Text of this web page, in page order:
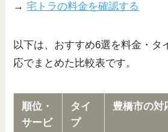
→宅トラの料金を確認する
以下は、おすすめ6選を料金・タ
応でまとめた比較表です。
順位・
サービ
タイ
プ
豊橋市の対